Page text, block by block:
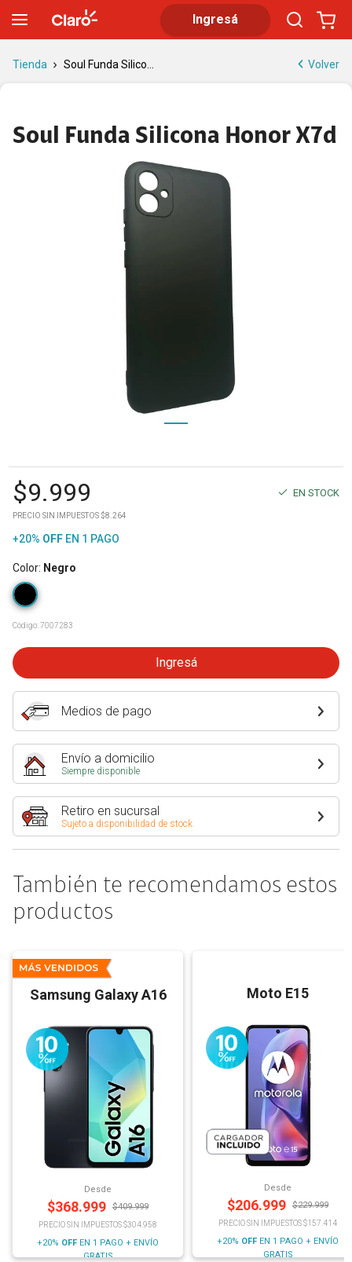
Ingresá
Tienda Soul Funda Silico... Volver
Soul Funda Silicona Honor X7d
$9.999 EN STOCK
PRECIO SIN IMPUESTOS $8.264
+20% OFF EN 1 PAGO
Color: Negro
Código:7007283
Ingresá
Medios de pago
Envío a domicilio
Siempre disponible
Retiro en sucursal
Sujeto a disponibilidad de stock
También te recomendamos estos
productos
Samsung Galaxy A16
Desde
$368.999 $409.999
PRECIO SIN IMPUESTOS $304.958
+20% OFF EN 1 PAGO + ENVÍO
GRATIS
Moto E15
Desde
$206.999 $229.999
PRECIO SIN IMPUESTOS $157.414
+20% OFF EN 1 PAGO + ENVÍO
GRATIS
Soul Funda Silicona Honor X7d | Tienda Claro